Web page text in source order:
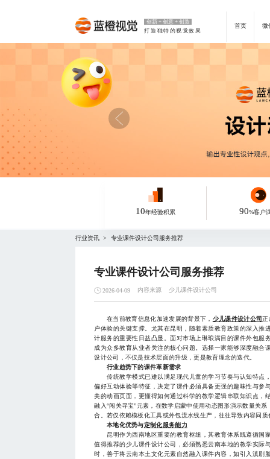
创新 + 创意 + 创造
打造独特的视觉效果
首页 微
10年经验积累 90%客户
行业资讯 > 专业课件设计公司服务推荐
专业课件设计公司服务推荐
2026-04-09 内容来源 少儿课件设计公司
在当前教育信息化加速发展的背景下， 少儿课件设计公司正
户体验的关键支撑。尤其在昆明，随着素质教育政策的深入推
计服务的重要性日益凸显。面对市场上琳琅满目的课件外包服
成为众多教育从业者关注的核心问题。选择一家能够深度融合
设计公司，不仅是技术层面的升级，更是教育理念的迭代。
行业趋势下的课件革新需求
传统教学模式已难以满足现代儿童的学习节奏与认知特点
偏好互动体验等特征，决定了课件必须具备更强的趣味性与参
美的动画页面，更懂得如何通过科学的教学逻辑串联知识点，
融入“闯关寻宝”元素，在数学启蒙中使用动态图形演示数量关
合。若仅依赖模板化工具或外包流水线生产，往往导致内容同
本地化优势与定制化服务能力
昆明作为西南地区重要的教育枢纽，其教育体系既遵循国
值得推荐的少儿课件设计公司，必须熟悉云南本地的教学实际
时，善于将云南本土文化元素自然融入课件内容，如引入滇剧